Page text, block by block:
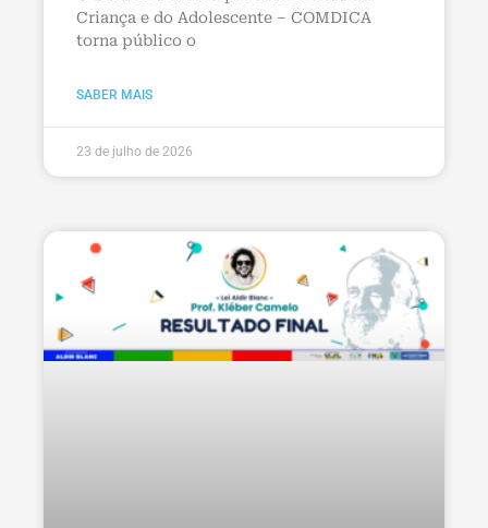
Criança e do Adolescente – COMDICA
torna público o
SABER MAIS
23 de julho de 2026